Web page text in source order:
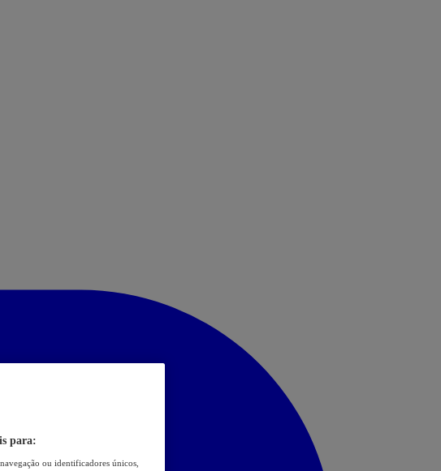
para:
ou identificadores únicos,